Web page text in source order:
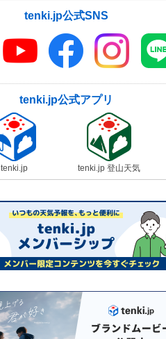
tenki.jp公式SNS
tenki.jp公式アプリ
tenki.jp tenki.jp 登山天気